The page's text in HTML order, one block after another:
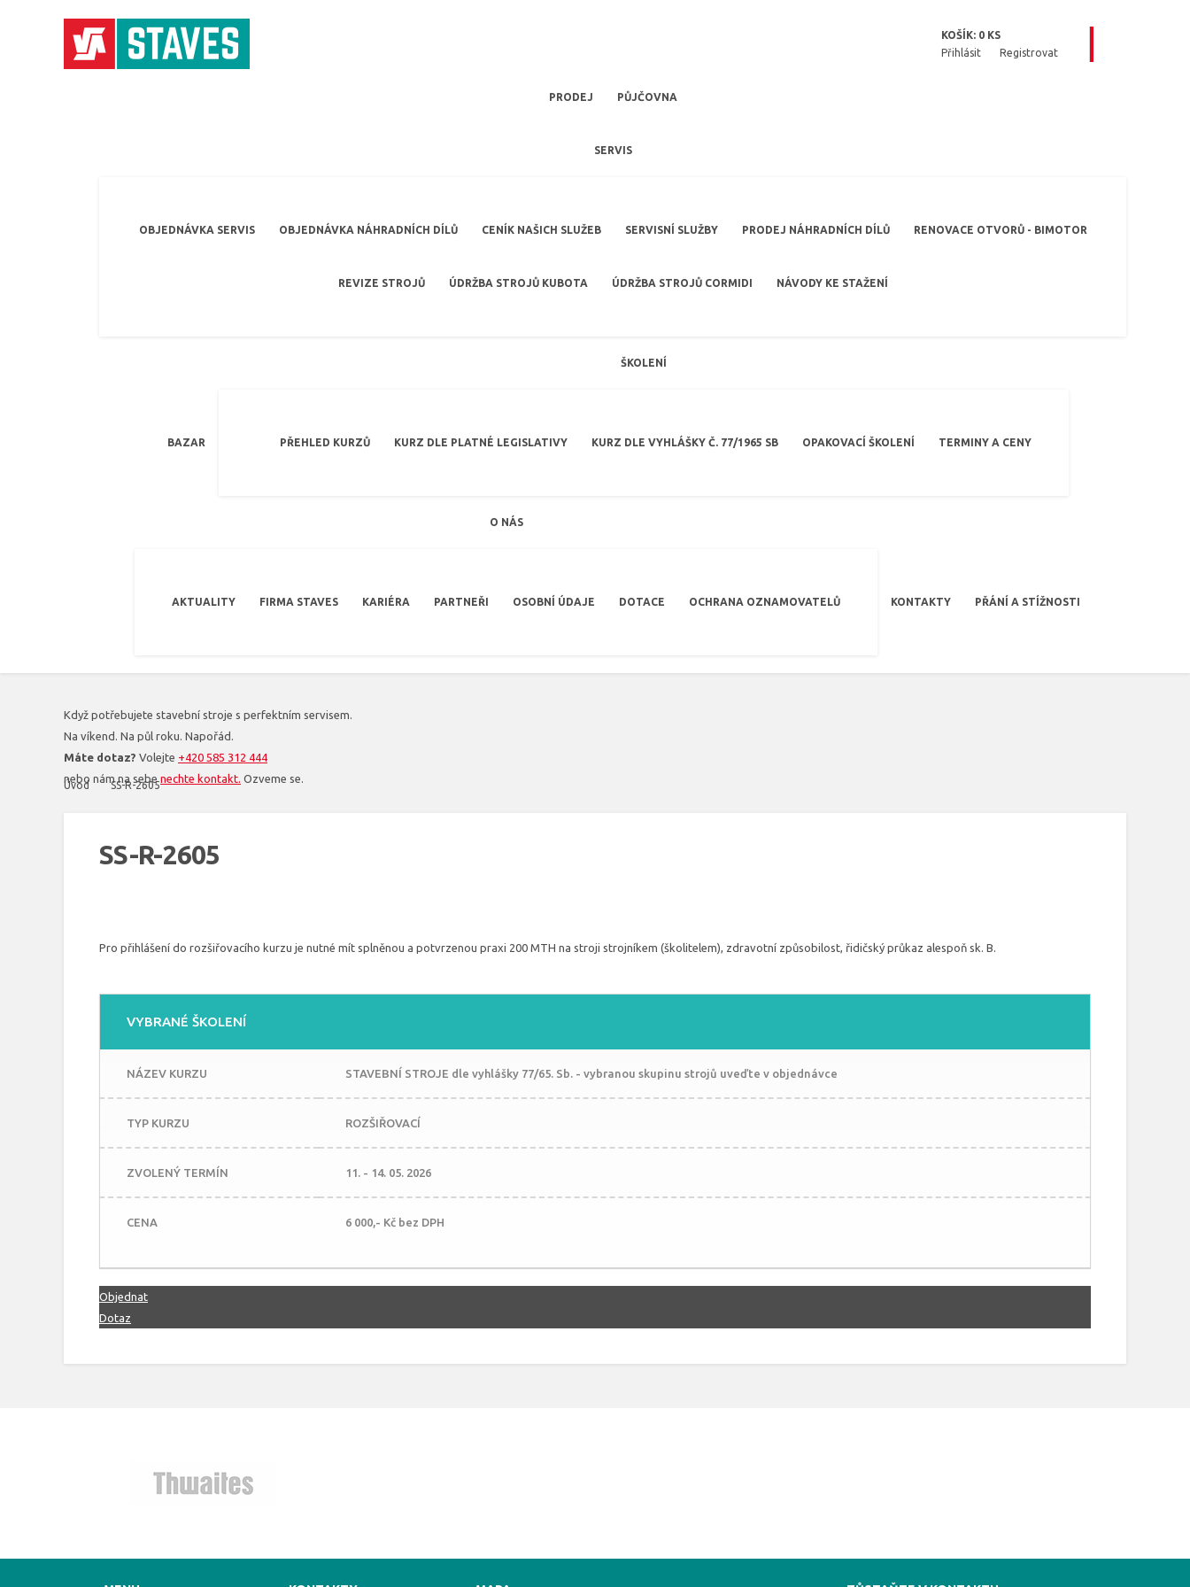
KOŠÍK: 0 KS
Přihlásit
Registrovat
PRODEJ PŮJČOVNA
SERVIS
OBJEDNÁVKA SERVIS OBJEDNÁVKA NÁHRADNÍCH DÍLŮ CENÍK NAŠICH SLUŽEB SERVISNÍ SLUŽBY PRODEJ NÁHRADNÍCH DÍLŮ RENOVACE OTVORŮ - BIMOTOR
REVIZE STROJŮ ÚDRŽBA STROJŮ KUBOTA ÚDRŽBA STROJŮ CORMIDI NÁVODY KE STAŽENÍ
BAZAR
ŠKOLENÍ
PŘEHLED KURZŮ KURZ DLE PLATNÉ LEGISLATIVY KURZ DLE VYHLÁŠKY Č. 77/1965 SB OPAKOVACÍ ŠKOLENÍ TERMINY A CENY
O NÁS
AKTUALITY FIRMA STAVES KARIÉRA PARTNEŘI OSOBNÍ ÚDAJE DOTACE OCHRANA OZNAMOVATELŮ KONTAKTY PŘÁNÍ A STÍŽNOSTI
Když potřebujete stavební stroje s perfektním servisem.
Na víkend. Na půl roku. Napořád.
Máte dotaz? Volejte +420 585 312 444
nebo nám na sebenechte kontakt. Ozveme se.
Úvod SS-R-2605
SS-R-2605
Pro přihlášení do rozšiřovacího kurzu je nutné mít splněnou a potvrzenou praxi 200 MTH na stroji strojníkem (školitelem), zdravotní způsobilost, řidičský průkaz alespoň sk. B.
VYBRANÉ ŠKOLENÍ
NÁZEV KURZU STAVEBNÍ STROJE dle vyhlášky 77/65. Sb. - vybranou skupinu strojů uveďte v objednávce
TYP KURZU ROZŠIŘOVACÍ
ZVOLENÝ TERMÍN 11. - 14. 05. 2026
CENA 6 000,- Kč bez DPH
Objednat
Dotaz